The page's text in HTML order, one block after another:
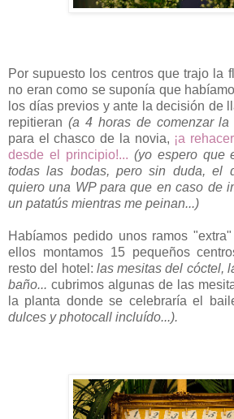
Por supuesto los centros que trajo la
no eran como se suponía que
los días previos y ante la decisión de
repitieran (a 4 horas de comenzar la
para el chasco de la novia, ¡a
desde el principio!... (yo espero que
todas las bodas, pero sin duda, el
quiero una WP para que en caso de
un patatús mientras me peinan...)
Habíamos pedido unos ramos
ellos montamos 15 pequeños
resto del hotel: las mesitas del cóctel,
baño... cubrimos algunas de las
la planta donde se celebraría el
dulces y photocall incluído...).